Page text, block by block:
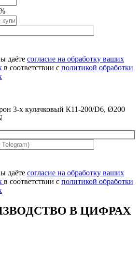
даёте согласие на обработку ваших
в соответствии с политикой обработки
3-х кулачковый К11-200/D6, Ø200
даёте согласие на обработку ваших
в соответствии с политикой обработки
В ЦИФРАХ